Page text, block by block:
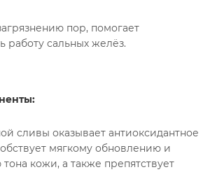
пор, помогает
работу сальных желёз.
сливы оказывает антиоксидантное
мягкому обновлению и
кожи, а также препятствует